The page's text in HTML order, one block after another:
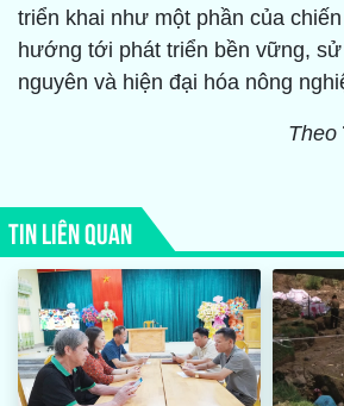
triển khai như một phần của
hướng tới phát triển bền vững,
nguyên và hiện đại hóa nông
Theo
TIN LIÊN QUAN